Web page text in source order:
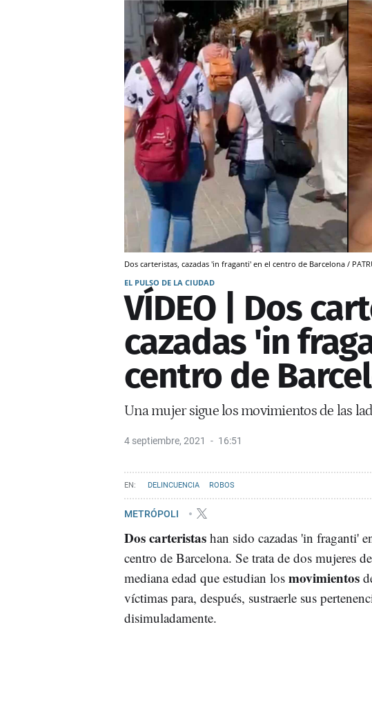
Dos carteristas, cazadas 'in fraganti' en el centro de Barcelona /
EL PULSO DE LA CIUDAD
VÍDEO | Dos
cazadas 'in
centro de
Una mujer sigue los movimientos de las
4 septiembre, 2021 16:51
DELINCUENCIA ROBOS
METRÓPOLI
Dos carteristas han sido cazadas 'in fraganti'
centro de Barcelona. Se trata de dos mujeres de
mediana edad que estudian los movimientos
víctimas para, después, sustraerle sus
disimuladamente.